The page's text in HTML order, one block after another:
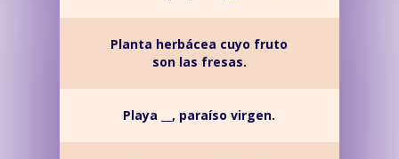
Planta herbácea cuyo fruto
son las fresas.
Playa __, paraíso virgen.